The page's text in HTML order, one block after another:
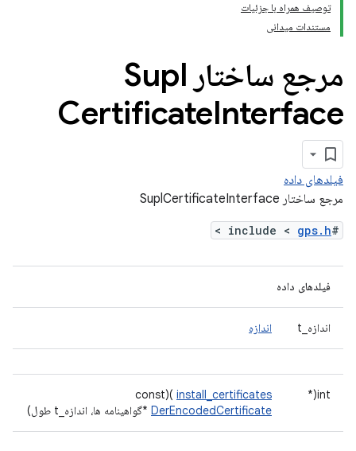
توصیف همراه با جزئیات
مستندات میدانی
مرجع ساختار Supl
CertificateInterface
فیلدهای داده
مرجع ساختار SuplCertificateInterface
#include <
gps.h
>
فیلدهای داده
اندازه_t اندازه
int(*
install_certificates
)(const
DerEncodedCertificate *گواهینامه ها، اندازه_t طول)